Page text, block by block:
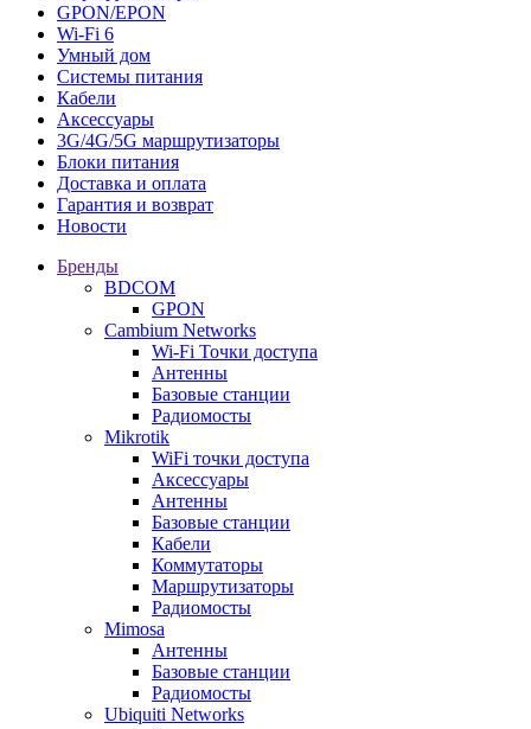
GPON/EPON
Wi-Fi 6
Умный дом
Системы питания
Кабели
Аксессуары
3G/4G/5G маршрутизаторы
Блоки питания
Доставка и оплата
Гарантия и возврат
Новости
Бренды
BDCOM
GPON
Cambium Networks
Wi-Fi Точки доступа
Антенны
Базовые станции
Радиомосты
Mikrotik
WiFi точки доступа
Аксессуары
Антенны
Базовые станции
Кабели
Коммутаторы
Маршрутизаторы
Радиомосты
Mimosa
Антенны
Базовые станции
Радиомосты
Ubiquiti Networks